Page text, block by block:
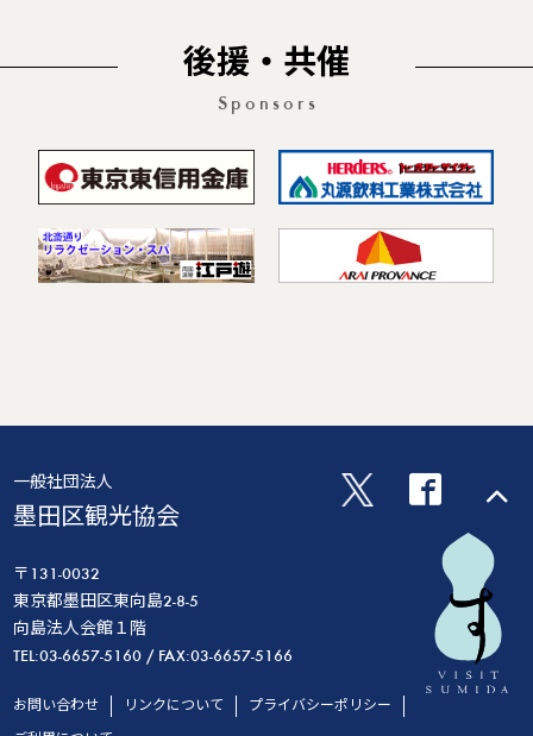
後援・共催
Sponsors
一般社団法人
墨田区観光協会
〒131-0032
東京都墨田区東向島2-8-5
向島法人会館１階
TEL:03-6657-5160 / FAX:03-6657-5166
お問い合わせ リンクについて プライバシーポリシー